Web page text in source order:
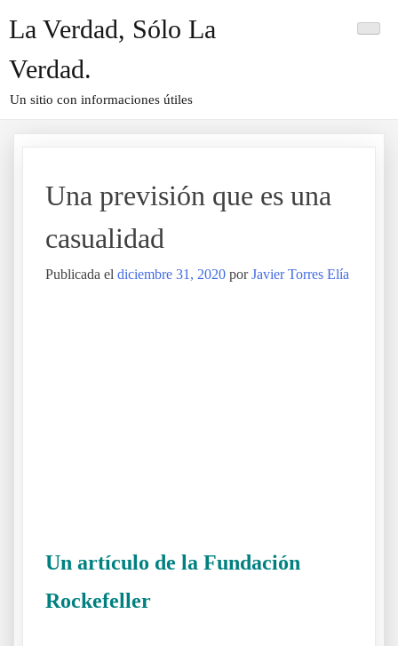
La Verdad, Sólo La
Verdad.
Un sitio con informaciones útiles
Una previsión que es una
casualidad
Publicada el diciembre 31, 2020 porJavier Torres Elía
Un artículo de la Fundación
Rockefeller